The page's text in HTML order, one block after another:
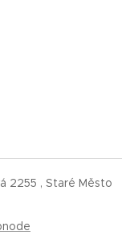
2255 , Staré Město